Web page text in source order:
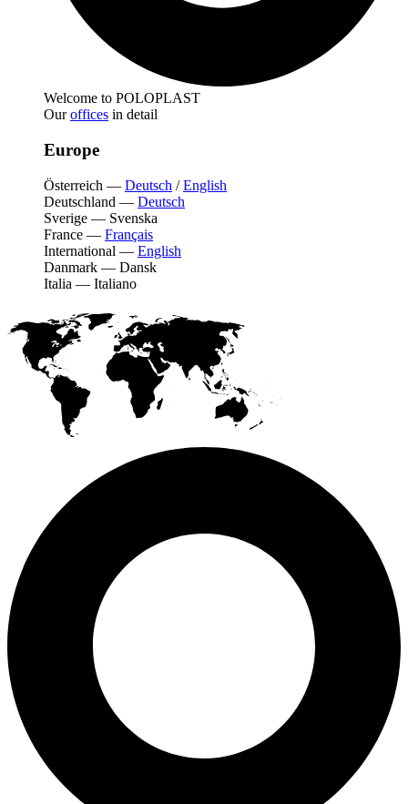
Welcome to POLOPLAST
Ouroffices in detail
Europe
Österreich — Deutsch /English
Deutschland — Deutsch
Sverige — Svenska
France — Français
International — English
Danmark — Dansk
Italia — Italiano